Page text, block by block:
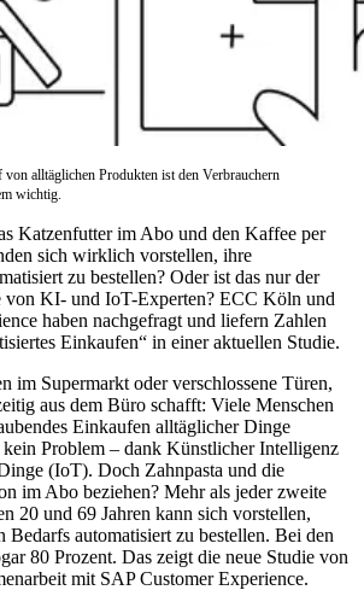
von alltäglichen Produkten ist den Verbrauchern
wichtig.
Katzenfutter im Abo und den Kaffee per
sich wirklich vorstellen, ihre
zu bestellen? Oder ist das nur der
von KI- und IoT-Experten? ECC Köln und
haben nachgefragt und liefern Zahlen
Einkaufen“ in einer aktuellen Studie.
im Supermarkt oder verschlossene Türen,
aus dem Büro schafft: Viele Menschen
Einkaufen alltäglicher Dinge
Problem – dank Künstlicher Intelligenz
(IoT). Doch Zahnpasta und die
im Abo beziehen? Mehr als jeder zweite
20 und 69 Jahren kann sich vorstellen,
Bedarfs automatisiert zu bestellen. Bei den
80 Prozent. Das zeigt die neue Studie von
mit SAP Customer Experience.